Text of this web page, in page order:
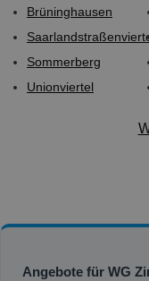
Brüninghausen
Sommerberg
Unionviertel
Angebote für WG